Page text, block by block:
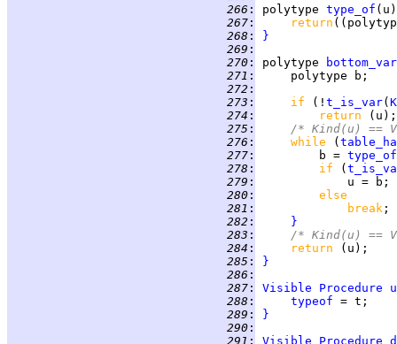
266 : polytype type_of
267 : return
268 :
}
269 :
270 : polytype
bottom_var
271 :
272 :
273 : if (! t_is_var(
274 :
return
275 :
/* Kind(u) ==
276 : while (
277 :
         b =
type_of
278 : if (
279 :
280 :
else
281 : break
282 :
}
283 :
/* Kind(u) ==
284 : return
285 :
}
286 :
287 : Visible Procedure
288 : typeof
289 :
}
290 :
291 : Visible Procedure